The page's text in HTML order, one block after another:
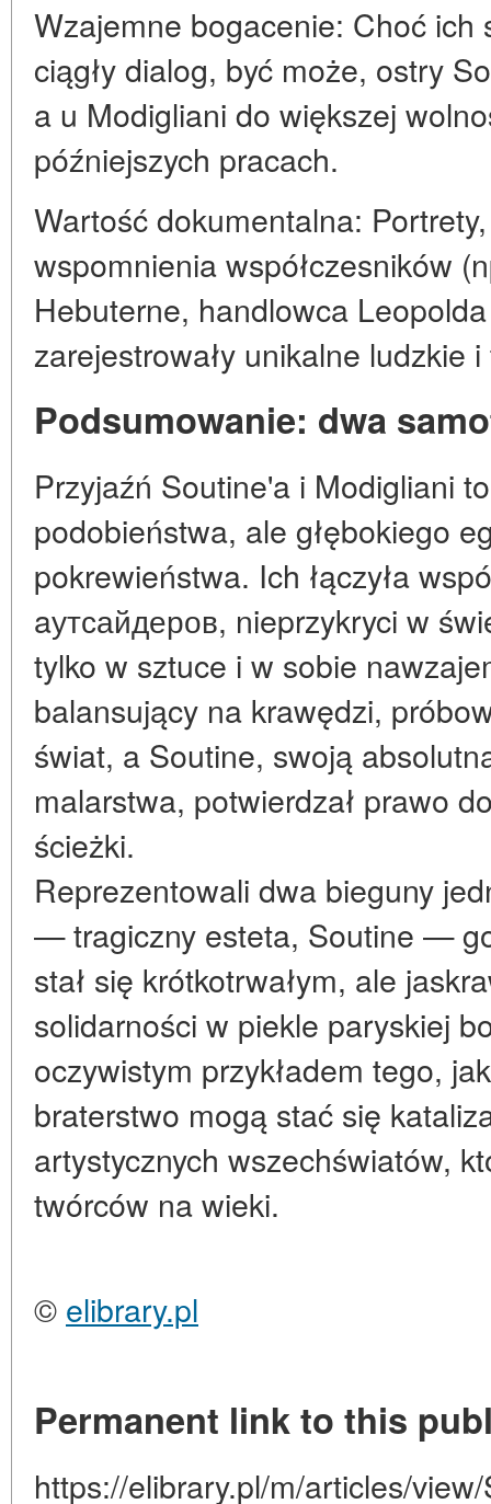
Wzajemne bogacenie: Choć ich
ciągły dialog, być może, ostry
a u Modigliani do większej
późniejszych pracach.
Wartość dokumentalna:
wspomnienia współczesników
Hebuterne, handlowca
zarejestrowały unikalne ludzkie
Podsumowanie: dwa
Przyjaźń Soutine'a i Modigliani
podobieństwa, ale głębokiego
pokrewieństwa. Ich łączyła
aутсайдеров, nieprzykryci w
tylko w sztuce i w sobie
balansujący na krawędzi,
świat, a Soutine, swoją
malarstwa, potwierdzał prawo
ścieżki.
Reprezentowali dwa bieguny
— tragiczny esteta, Soutine —
stał się krótkotrwałym, ale
solidarności w piekle paryskiej
oczywistym przykładem tego,
braterstwo mogą stać się
artystycznych wszechświatów,
twórców na wieki.
© elibrary.pl
Permanent link to this
https://elibrary.pl/m/articles/